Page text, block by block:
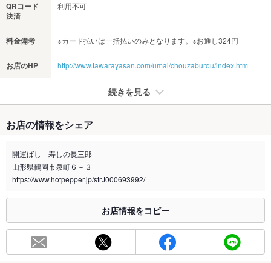
QRコード
決済
利用不可
料金備考 ※カード払いは一括払いのみとなります。※お通し324円
お店のHP http://www.tawarayasan.com/umai/chouzaburou/index.htm
続きを見る
禁煙・喫煙
全席喫煙可
※2020年4月1日～受動喫煙対策に関する法律が施行されています。正しい情報はお店へお問い
合わせください。
お席
80席(カウンター、小上がり、個室、宴会場)
最大宴会収
容人数
60人(1Ｆ20名まで、2Ｆは60名まで)
お店の情報をシェア
開運ばし 寿しの長三郎
山形県鶴岡市泉町６－３
https://www.hotpepper.jp/strJ000693992/
お店情報をコピー